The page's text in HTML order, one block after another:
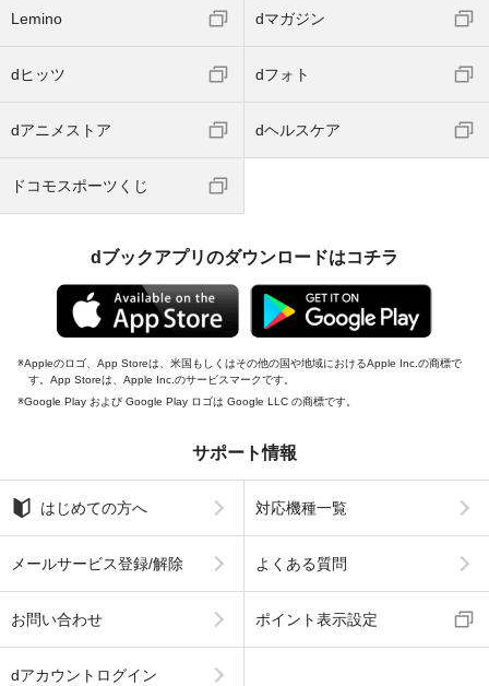
Lemino dマガジン
dヒッツ dフォト
dアニメストア dヘルスケア
ドコモスポーツくじ
dブックアプリのダウンロードはコチラ
Appleのロゴ、App Storeは、米国もしくはその他の国や地域におけるApple Inc.の商標で
す。App Storeは、Apple Inc.のサービスマークです。
Google Play および Google Play ロゴは Google LLC の商標です。
サポート情報
はじめての方へ 対応機種一覧
メールサービス登録/解除 よくある質問
お問い合わせ ポイント表示設定
dアカウントログイン